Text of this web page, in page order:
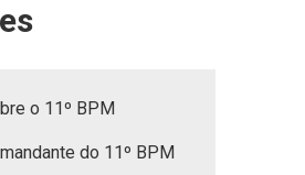
o 11º BPM
do 11º BPM